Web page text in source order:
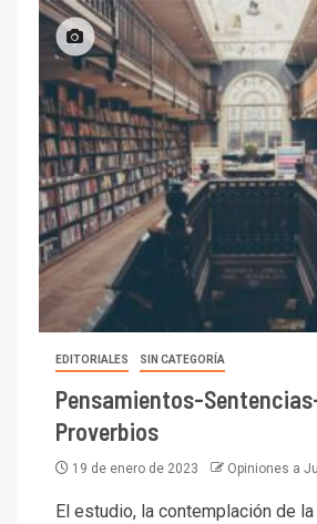
EDITORIALES SIN CATEGORÍA
Pensamientos-
Proverbios
19 de enero de 2023 Opiniones a
El estudio, la contemplación de